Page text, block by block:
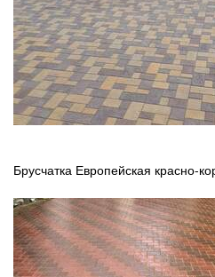
Брусчатка Европейская красно-